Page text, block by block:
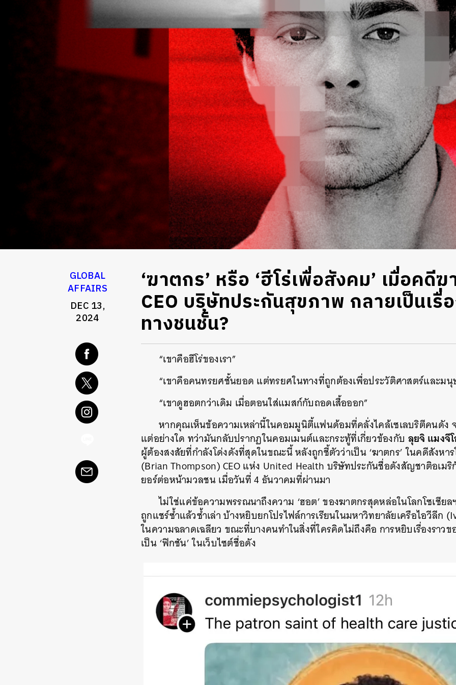
GLOBAL
AFFAIRS
DEC 13,
2024
‘ฆาตกร’ หรือ ‘ฮีโร่เพื่อสังคม’ เมื่อคดี
CEO บริษัทประกันสุขภาพ กลายเป็นเรื่
ทางชนชั้น?
“เขาคือฮีโร่ของเรา”
“เขาคือคนทรยศชั้นยอด แต่ทรยศในทางที่ถูกต้องเพื่อประวัติศาสตร์และม
“เขาดูฮอตกว่าเดิม เมื่อตอนใส่แมสก์กับถอดเสื้อออก”
หากคุณเห็นข้อความเหล่านี้ในคอมมูนิตี้แฟนด้อมที่คลั่งไคล้เซเลบริตีคนดัง
แต่อย่างใด ทว่ามันกลับปรากฏในคอมเมนต์และกระทู้ที่เกี่ยวข้องกับ ลุยจิ แมงจี
ผู้ต้องสงสัยที่กำลังโด่งดังที่สุดในขณะนี้ หลังถูกชี้ตัวว่าเป็น ‘ฆาตกร’ ในคดีสังห
(Brian Thompson) CEO แห่ง United Health บริษัทประกันชื่อดังสัญชาติอเม
ยอร์ต่อหน้ามวลชน เมื่อวันที่ 4 ธันวาคมที่ผ่านมา
ไม่ใช่แค่ข้อความพรรณนาถึงความ ‘ฮอต’ ของฆาตกรสุดหล่อในโลกโซเชีย
ถูกแชร์ซ้ำแล้วซ้ำเล่า บ้างหยิบยกโปรไฟล์การเรียนในมหาวิทยาลัยเครือไอวีลีก
ในความฉลาดเฉลียว ขณะที่บางคนทำในสิ่งที่ใครคิดไม่ถึงคือ การหยิบเรื่องราว
เป็น ‘ฟิกชัน’ ในเว็บไซต์ชื่อดัง